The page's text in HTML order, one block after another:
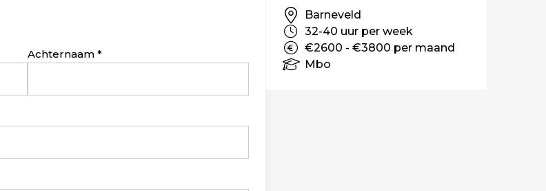
Achternaam
Barneveld
32-40 uur per week
€2600 - €3800 per maand
Mbo